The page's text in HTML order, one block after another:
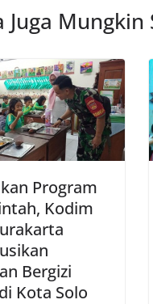
Juga Mungkin
Program
Kodim
Bergizi
Kota Solo